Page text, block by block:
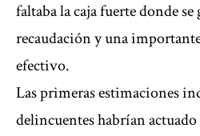
faltaba la caja fuerte donde se
recaudación y una
efectivo.
Las primeras estimaciones
delincuentes habrían